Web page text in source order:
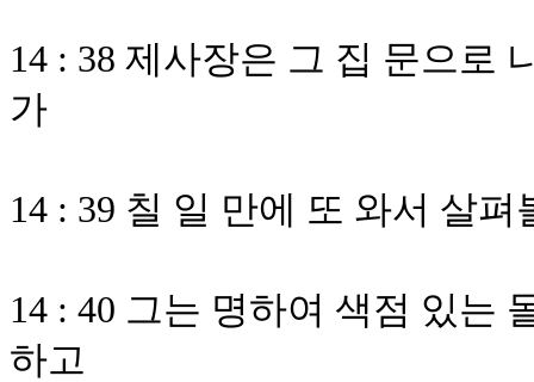
14 : 38 제사장은 그 집 문으로
가
14 : 39 칠 일 만에 또 와서 살
14 : 40 그는 명하여 색점 있는
하고